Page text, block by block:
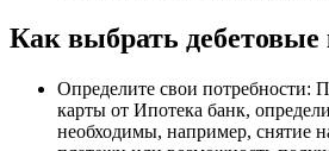
Как выбрать
Определите свои потребности:
карты от Ипотека банк,
необходимы, например, снятие